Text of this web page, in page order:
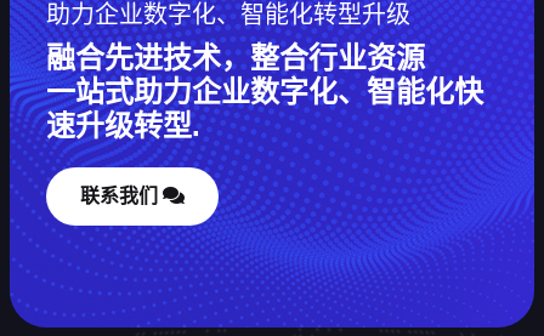
助力企业数字化、智能化转型升级
融合先进技术，整合行业资源
一站式助力企业数字化、智能化快
速升级转型.
联系我们